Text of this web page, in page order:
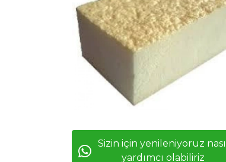
Sizin için yenileniyoruz nasıl
yardımcı olabiliriz